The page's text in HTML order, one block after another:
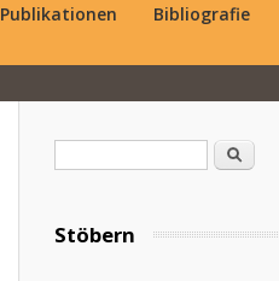
Publikationen Bibliografie
Suche
Stöbern